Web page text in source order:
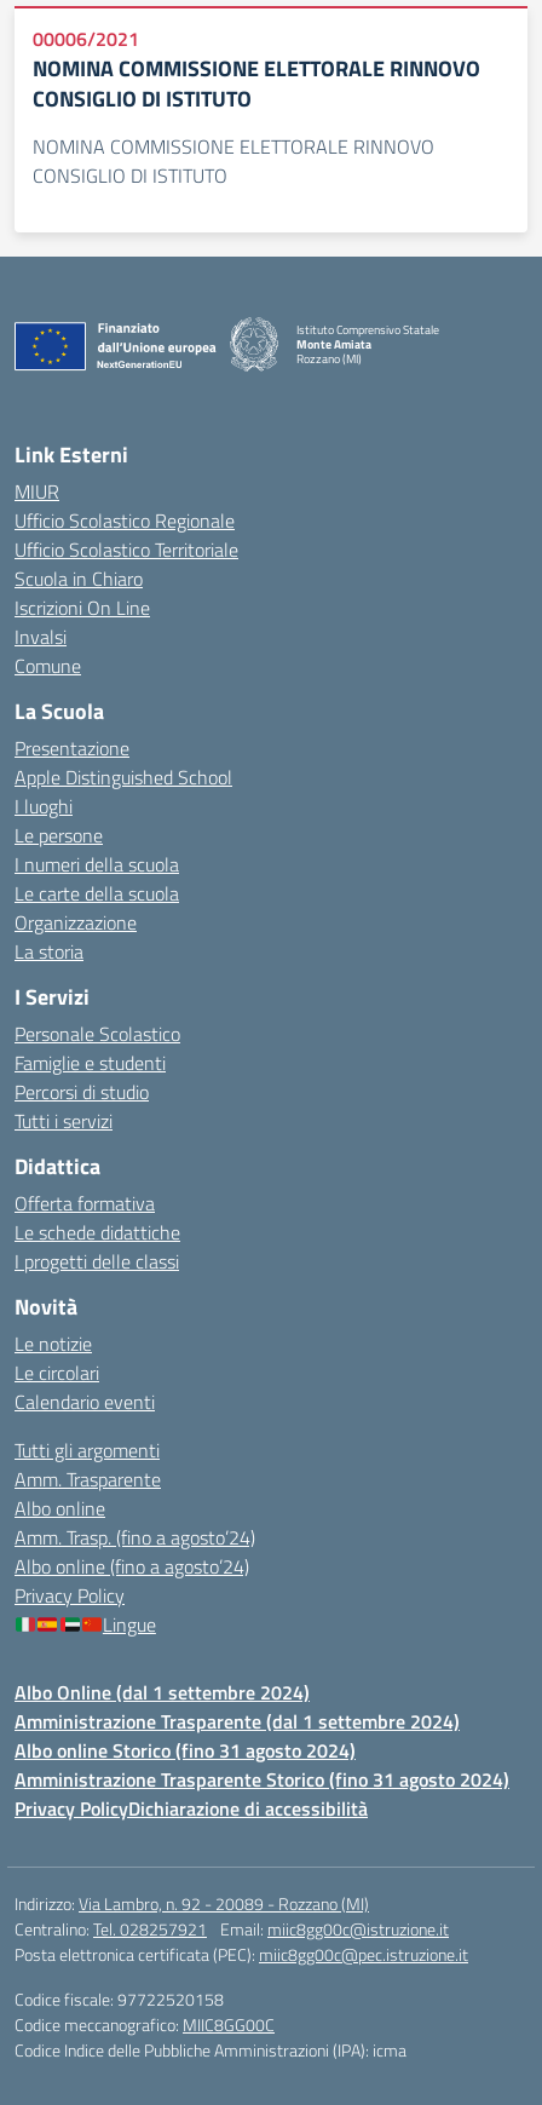
00006/2021
NOMINA COMMISSIONE ELETTORALE RINNOVO
CONSIGLIO DI ISTITUTO
NOMINA COMMISSIONE ELETTORALE RINNOVO
CONSIGLIO DI ISTITUTO
Istituto Comprensivo Statale
Monte Amiata
Rozzano (MI)
Link Esterni
MIUR
Ufficio Scolastico Regionale
Ufficio Scolastico Territoriale
Scuola in Chiaro
Iscrizioni On Line
Invalsi
Comune
La Scuola
Presentazione
Apple Distinguished School
I luoghi
Le persone
I numeri della scuola
Le carte della scuola
Organizzazione
La storia
I Servizi
Personale Scolastico
Famiglie e studenti
Percorsi di studio
Tutti i servizi
Didattica
Offerta formativa
Le schede didattiche
I progetti delle classi
Novità
Le notizie
Le circolari
Calendario eventi
Tutti gli argomenti
Amm. Trasparente
Albo online
Amm. Trasp. (fino a agosto’24)
Albo online (fino a agosto’24)
Privacy Policy
Lingue
Albo Online (dal 1 settembre 2024)
Amministrazione Trasparente (dal 1 settembre 2024)
Albo online Storico (fino 31 agosto 2024)
Amministrazione Trasparente Storico (fino 31 agosto 2024)
Privacy PolicyDichiarazione di accessibilità
Indirizzo:Via Lambro, n. 92 - 20089 - Rozzano (MI)
Centralino:Tel. 028257921 Email: miic8gg00c@istruzione.it
Posta elettronica certificata (PEC): miic8gg00c@pec.istruzione.it
Codice fiscale: 97722520158
Codice meccanografico: MIIC8GG00C
Codice Indice delle Pubbliche Amministrazioni (IPA): icma